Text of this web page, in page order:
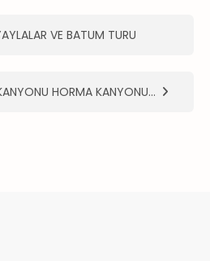
VE BATUM TURU
HORMA KANYONU…